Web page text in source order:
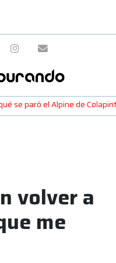
qué se paró el Alpine de
volver a
me